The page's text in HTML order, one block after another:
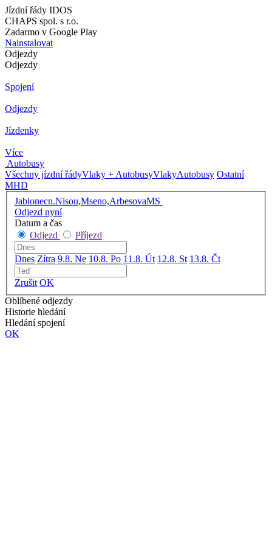
Jízdní řády IDOS
CHAPS spol. s r.o.
Zadarmo v Google Play
Nainstalovat
Odjezdy
Odjezdy
Spojení
Odjezdy
Jízdenky
Více
Autobusy
Všechny jízdní řádyVlaky + AutobusyVlakyAutobusy Ostatní
MHD
Jablonecn.Nisou,Mseno,ArbesovaMS
Odjezd nyní
Datum a čas
Odjezd
Příjezd
Dnes Zítra 9.8. Ne 10.8. Po 11.8. Út 12.8. St 13.8. Čt
Zrušit OK
Oblíbené odjezdy
Historie hledání
Hledání spojení
OK